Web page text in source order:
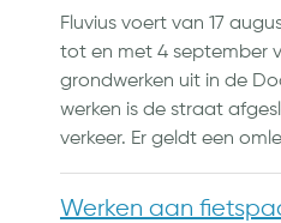
Fluvius voert van 17
tot en met 4 september
grondwerken uit in de
werken is de straat
verkeer. Er geldt een
Werken aan